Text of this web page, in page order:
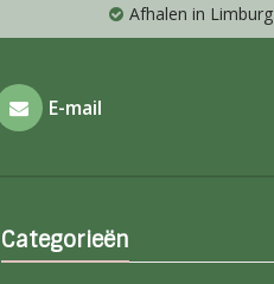
Afhalen in Limburg
E-mail
Categorieën